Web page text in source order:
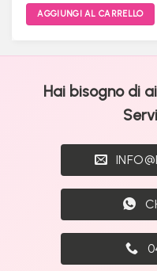
AGGIUNGI AL CARRELLO
Hai bisogno di